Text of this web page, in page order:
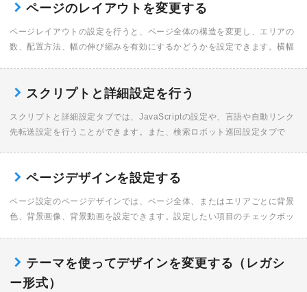
ページのレイアウトを変更する
ページレイアウトの設定を行うと、ページ全体の構造を変更し、エリアの
数、配置方法、幅の伸び縮みを有効にするかどうかを設定できます。横幅
スクリプトと詳細設定を行う
スクリプトと詳細設定タブでは、JavaScriptの設定や、言語や自動リンク
先転送設定を行うことができます。また、検索ロボット巡回設定タブで
ページデザインを設定する
ページ設定のページデザインでは、ページ全体、またはエリアごとに背景
色、背景画像、背景動画を設定できます。設定したい項目のチェックボッ
テーマを使ってデザインを変更する（レガシ
ー形式）